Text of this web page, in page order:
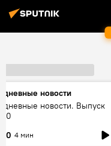
новости
новости. Выпуск
4 мин